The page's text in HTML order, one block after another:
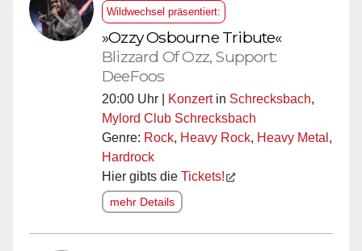
Wildwechsel präsentiert:
»Ozzy Osbourne Tribute«
Blizzard Of Ozz, Support:
DeeFoos
20:00 Uhr | Konzertin Schrecksbach,
Mylord Club Schrecksbach
Genre: Rock, Heavy Rock, Heavy Metal ,
Hardrock
Hier gibts die Tickets!
mehr Details